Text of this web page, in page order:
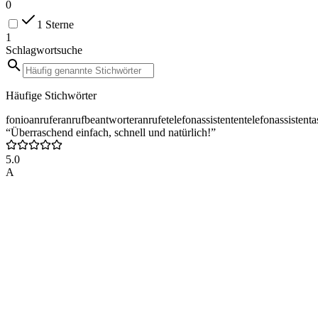
0
1 Sterne
1
Schlagwortsuche
Häufige Stichwörter
fonioanruferanrufbeantworteranrufetelefonassistententelefonassistent
“Überraschend einfach, schnell und natürlich!”
5.0
A